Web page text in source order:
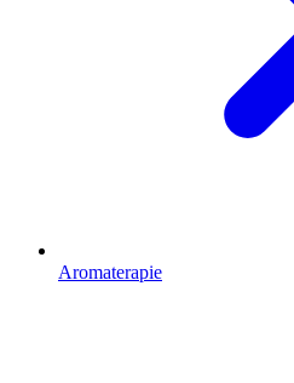
Aromaterapie